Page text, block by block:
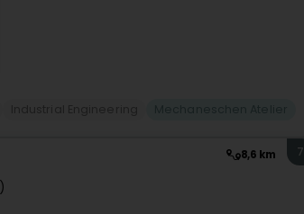
8,6 km 7